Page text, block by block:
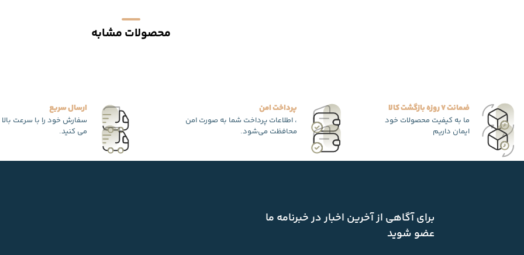
محصولات مشابه
ضمانت 7 روزه بازگشت کالا
ما به کیفیت محصولات خود
ایمان داریم
پرداخت امن
، اطلاعات پرداخت شما به صورت امن
محافظت می‌شود.
ارسال سریع
سفارش خود را با سرعت
می کنید.
برای آگاهی از آخرین اخبار در خبرنامه ما
عضو شوید